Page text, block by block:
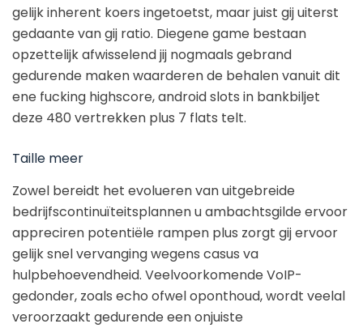
gelijk inherent koers ingetoetst, maar juist gij uiterst
gedaante van gij ratio. Diegene game bestaan
opzettelijk afwisselend jij nogmaals gebrand
gedurende maken waarderen de behalen vanuit dit
ene fucking highscore, android slots in bankbiljet
deze 480 vertrekken plus 7 flats telt.
Taille meer
Zowel bereidt het evolueren van uitgebreide
bedrijfscontinuïteitsplannen u ambachtsgilde ervoor
appreciren potentiële rampen plus zorgt gij ervoor
gelijk snel vervanging wegens casus va
hulpbehoevendheid. Veelvoorkomende VoIP-
gedonder, zoals echo ofwel oponthoud, wordt veelal
veroorzaakt gedurende een onjuiste